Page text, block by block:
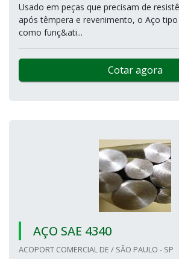
Usado em peças que precisam de
após têmpera e revenimento, o Aço tipo
como funç&ati...
Cotar agora
AÇO SAE 4340
ACOPORT COMERCIAL DE / SÃO PAULO - SP